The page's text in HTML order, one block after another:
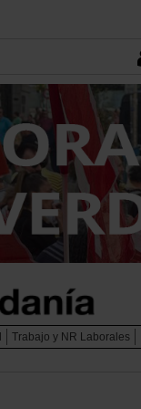
Trabajo y NR Laborales